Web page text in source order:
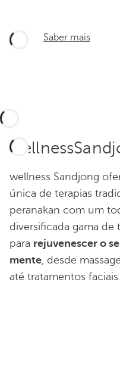
Saber mais
wellness Sandjong
única de terapias
peranakan com um
diversificada gama
para rejuvenescer o
mente, desde
até tratamentos